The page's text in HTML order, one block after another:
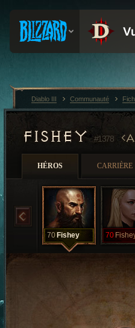
FISHEY#1378
HÉROS CARRIÈRE
70 Fishey 70
Diablo III Communauté